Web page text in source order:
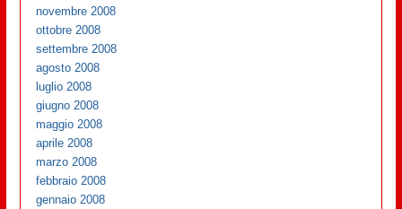
novembre 2008
ottobre 2008
settembre 2008
agosto 2008
luglio 2008
giugno 2008
maggio 2008
aprile 2008
marzo 2008
febbraio 2008
gennaio 2008